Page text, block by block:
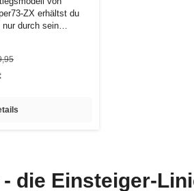
ZX erhältst du
durch sein
die Einsteiger-